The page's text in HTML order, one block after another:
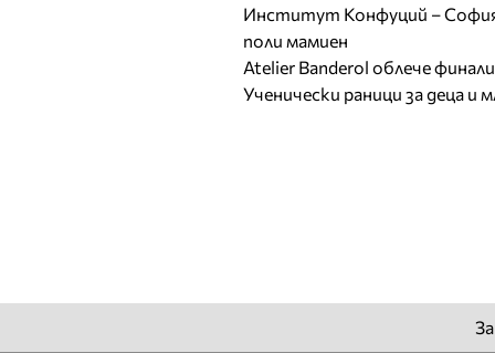
Институт Конфуций –
поли мамиен
Atelier Banderol облече
Ученически раници за деца и